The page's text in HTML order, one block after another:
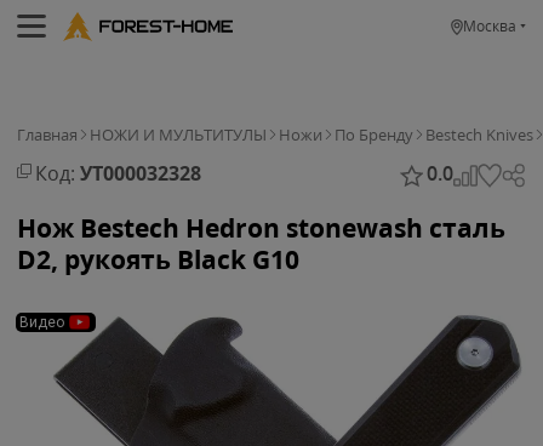
Москва
Главная НОЖИ И МУЛЬТИТУЛЫ Ножи По Бренду Bestech Knives
Код: УТ000032328 0.0
Нож Bestech Hedron stonewash сталь
D2, рукоять Black G10
Видео